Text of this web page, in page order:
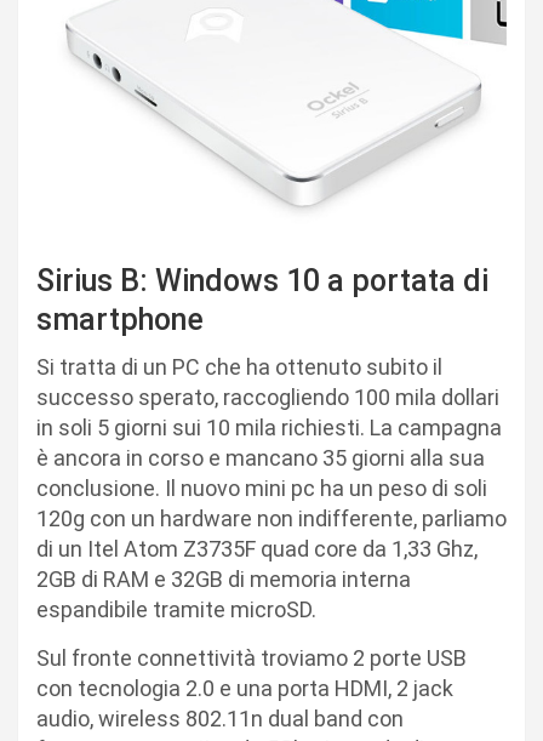
Sirius B: Windows 10 a portata di
smartphone
Si tratta di un PC che ha ottenuto subito il
successo sperato, raccogliendo 100 mila dollari
in soli 5 giorni sui 10 mila richiesti. La campagna
è ancora in corso e mancano 35 giorni alla sua
conclusione. Il nuovo mini pc ha un peso di soli
120g con un hardware non indifferente, parliamo
di un Itel Atom Z3735F quad core da 1,33 Ghz,
2GB di RAM e 32GB di memoria interna
espandibile tramite microSD.
Sul fronte connettività troviamo 2 porte USB
con tecnologia 2.0 e una porta HDMI, 2 jack
audio, wireless 802.11n dual band con